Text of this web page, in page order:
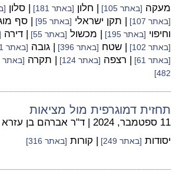
מעקה [באתר 105] | חלון [באתר 181] | סלון
[באתר 107] | תקן ישראלי [באתר 95] | סף
וחיפוי [באתר 195] | מכשול [באתר 55] | דירה
[באתר 102] | שטח [באתר 396] | גובה [באתר 221]
[באתר 61] | רצפה [באתר 124] | תקרה [באתר 45]
482]
תחזית דמוגרפית מול מציאות
11 ספטמבר, 2024 | ד"ר אברהם בן עזרא
יסודות [באתר 249] | קורות [באתר 316]